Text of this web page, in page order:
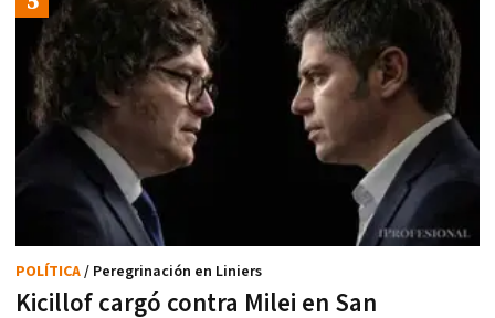
Kicillof cargó contra Milei en San
POLÍTICA/ Peregrinación en Liniers